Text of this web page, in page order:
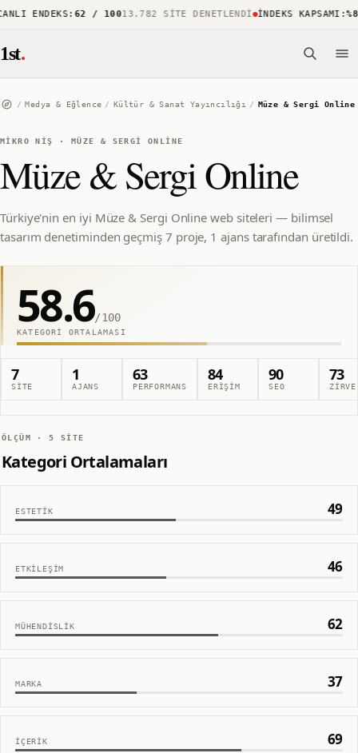
ENDEKS:62 / 10013.782 SITE DENETLENDI İNDEKS KAPSAMI:%88
1st.
/ Medya & Eğlence / Kültür & Sanat Yayıncılığı / Müze & Sergi Online
MIKRO NIŞ · MÜZE & SERGI ONLINE
Müze & Sergi Online
Türkiye'nin en iyi Müze & Sergi Online web siteleri — bilimsel
tasarım denetiminden geçmiş 7 proje, 1 ajans tarafından üretildi.
58.6/100
KATEGORI ORTALAMASI
7
SITE
1
AJANS
63
PERFORMANS
84
ERIŞIM
90
SEO
73
ZIRVE
ÖLÇÜM · 5 SITE
Kategori Ortalamaları
ESTETIK 49
ETKILEŞIM 46
MÜHENDISLIK 62
MARKA 37
İÇERIK 69